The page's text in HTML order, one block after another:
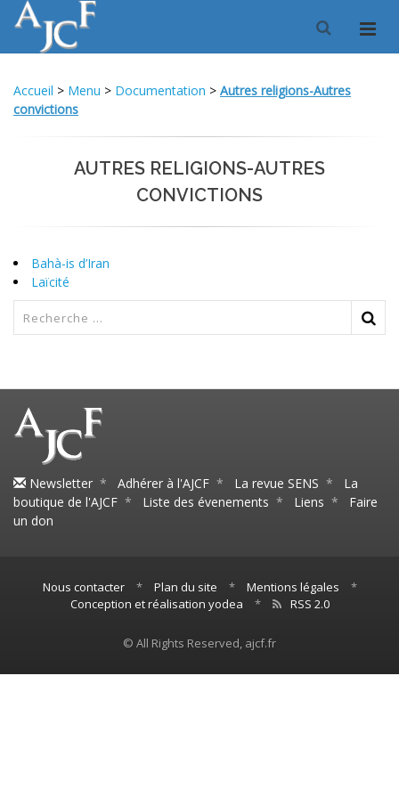
Accueil > Menu > Documentation > Autres religions-Autres
convictions
AUTRES RELIGIONS-AUTRES
CONVICTIONS
Bahà-is d’Iran
Laïcité
Newsletter * Adhérer à l'AJCF * La revue SENS * La
boutique de l'AJCF * Liste des évenements * Liens * Faire
un don
Nous contacter * Plan du site * Mentions légales
*
Conception et réalisation yodea
* RSS 2.0
© All Rights Reserved, ajcf.fr